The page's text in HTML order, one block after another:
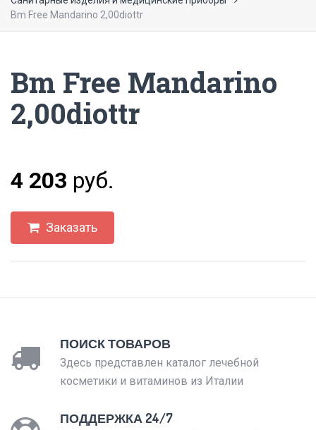
Bm Free Mandarino 2,00diottr
Bm Free Mandarino
2,00diottr
4 203 руб.
Заказать
ПОИСК ТОВАРОВ
Здесь представлен каталог лечебной
косметики и витаминов из Италии
ПОДДЕРЖКА 24/7